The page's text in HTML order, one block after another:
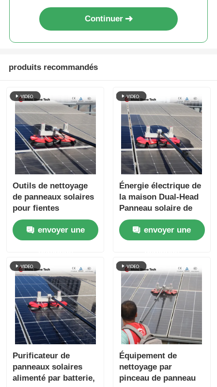
Continuer
produits recommandés
Outils de nettoyage
de panneaux solaires
pour fientes
d'oiseaux, machine
de nettoyage portable
avec alimentation en
envoyer une
Énergie électrique de
la maison Dual-Head
Panneau solaire de
nettoyage brosse
brosse
photovoltaïque avec
à passage d'eau
envoyer une
Purificateur de
panneaux solaires
alimenté par batterie,
Équipement de
nettoyage par
pinceau de panneau